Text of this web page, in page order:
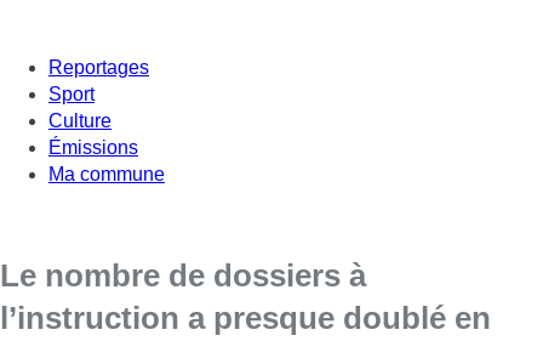
Reportages
Sport
Culture
Émissions
Ma commune
Le nombre de dossiers à
l’instruction a presque doublé en